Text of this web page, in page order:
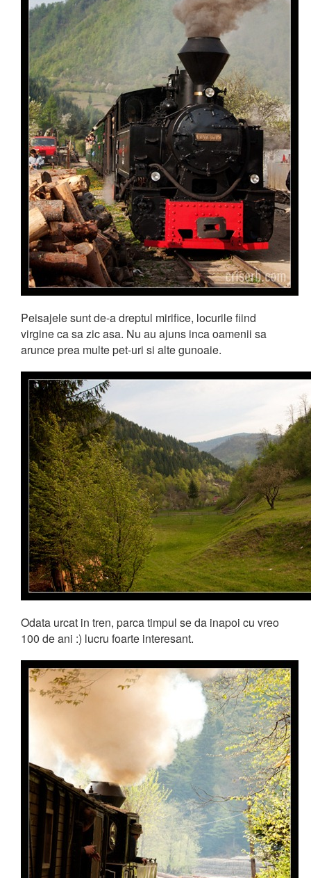
Peisajele sunt de-a dreptul mirifice, locurile fiind
virgine ca sa zic asa. Nu au ajuns inca oamenii sa
arunce prea multe pet-uri si alte gunoaie.
Odata urcat in tren, parca timpul se da inapoi cu vreo
100 de ani :) lucru foarte interesant.